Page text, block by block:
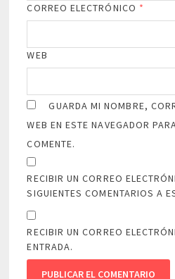
CORREO ELECTRÓNICO *
WEB
GUARDA MI NOMBRE,
WEB EN ESTE NAVEGADOR
COMENTE.
RECIBIR UN CORREO
SIGUIENTES COMENTARIOS A
RECIBIR UN CORREO
ENTRADA.